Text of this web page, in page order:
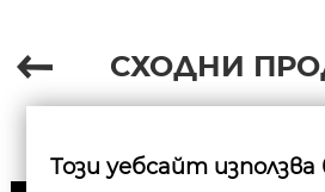
СХОДНИ
Този уебсайт